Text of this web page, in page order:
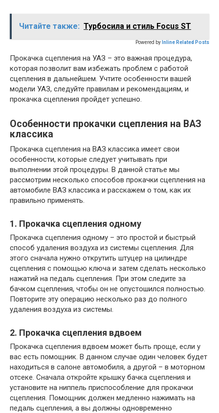
Читайте также: Турбосила и стиль Focus ST
Powered by Inline Related Posts
Прокачка сцепления на УАЗ – это важная процедура,
которая позволит вам избежать проблем с работой
сцепления в дальнейшем. Учтите особенности вашей
модели УАЗ, следуйте правилам и рекомендациям, и
прокачка сцепления пройдет успешно.
Особенности прокачки сцепления на ВАЗ
классика
Прокачка сцепления на ВАЗ классика имеет свои
особенности, которые следует учитывать при
выполнении этой процедуры. В данной статье мы
рассмотрим несколько способов прокачки сцепления на
автомобиле ВАЗ классика и расскажем о том, как их
правильно применять.
1. Прокачка сцепления одному
Прокачка сцепления одному – это простой и быстрый
способ удаления воздуха из системы сцепления. Для
этого сначала нужно открутить штуцер на цилиндре
сцепления с помощью ключа и затем сделать несколько
нажатий на педаль сцепления. При этом следите за
бачком сцепления, чтобы он не опустошился полностью.
Повторите эту операцию несколько раз до полного
удаления воздуха из системы.
2. Прокачка сцепления вдвоем
Прокачка сцепления вдвоем может быть проще, если у
вас есть помощник. В данном случае один человек будет
находиться в салоне автомобиля, а другой – в моторном
отсеке. Сначала откройте крышку бачка сцепления и
установите на ниппель приспособление для прокачки
сцепления. Помощник должен медленно нажимать на
педаль сцепления, а вы должны одновременно